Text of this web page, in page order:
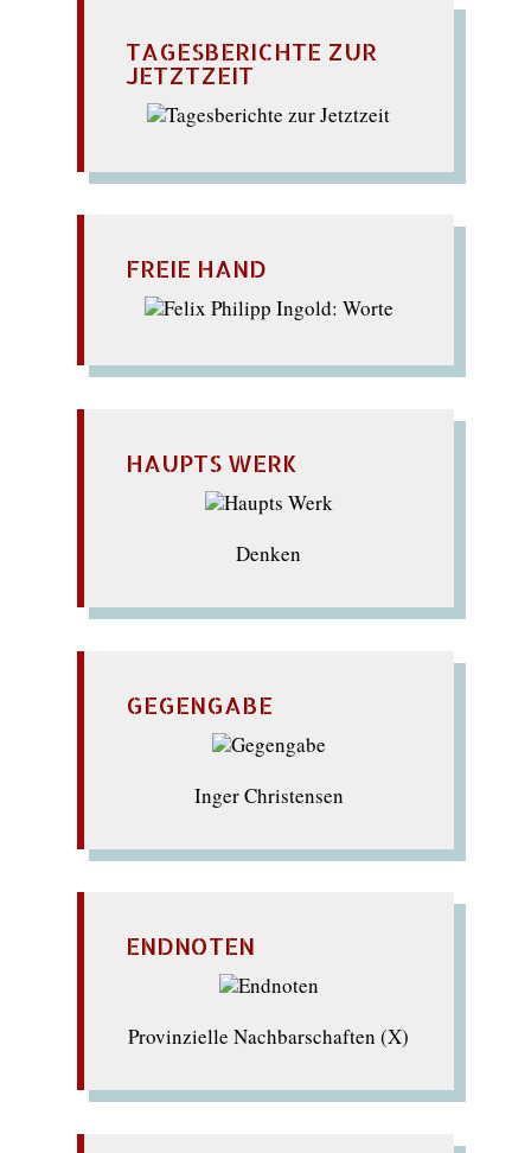
TAGESBERICHTE ZUR
JETZTZEIT
FREIE HAND
HAUPTS WERK
Denken
GEGENGABE
Inger Christensen
ENDNOTEN
Provinzielle Nachbarschaften (X)